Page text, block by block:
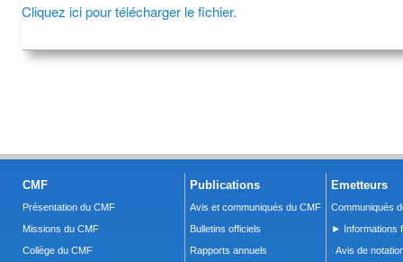
Cliquez ici pour télécharger le fichier.
CMF
Présentation du CMF
Missions du CMF
Collège du CMF
Publications
Avis et communiqués du CMF
Bulletins officiels
Rapports annuels
Emetteurs
Communiqués
► Informations
Avis de